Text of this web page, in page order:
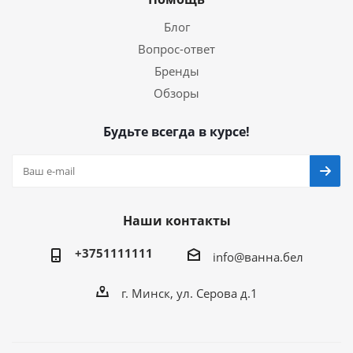
Блог
Вопрос-ответ
Бренды
Обзоры
Будьте всегда в курсе!
Наши контакты
+3751111111 info@ванна.бел
г. Минск, ул. Серова д.1